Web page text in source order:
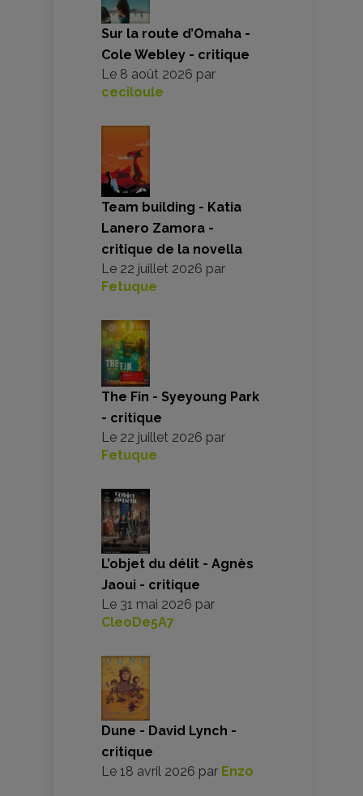
Sur la route d’Omaha -
Cole Webley - critique
Le 8 août 2026 par
ceciloule
Team building - Katia
Lanero Zamora -
critique de la novella
Le 22 juillet 2026 par
Fetuque
The Fin - Syeyoung Park
- critique
Le 22 juillet 2026 par
Fetuque
L’objet du délit - Agnès
Jaoui - critique
Le 31 mai 2026 par
CleoDe5A7
Dune - David Lynch -
critique
Le 18 avril 2026 par Enzo